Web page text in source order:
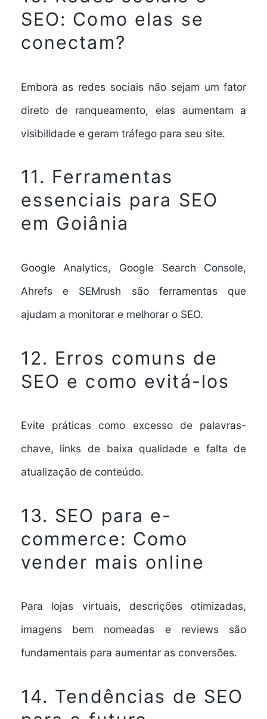
SEO: Como elas se
conectam?
Embora as redes sociais não sejam um fator
direto de ranqueamento, elas aumentam a
visibilidade e geram tráfego para seu site.
11. Ferramentas
essenciais para SEO
em Goiânia
Google Analytics, Google Search Console,
Ahrefs e SEMrush são ferramentas que
ajudam a monitorar e melhorar o SEO.
12. Erros comuns de
SEO e como evitá-los
Evite práticas como excesso de palavras-
chave, links de baixa qualidade e falta de
atualização de conteúdo.
13. SEO para e-
commerce: Como
vender mais online
Para lojas virtuais, descrições otimizadas,
imagens bem nomeadas e reviews são
fundamentais para aumentar as conversões.
14. Tendências de SEO